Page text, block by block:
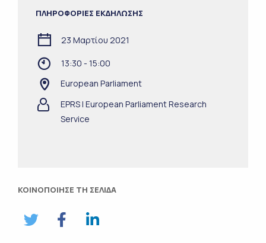
ΠΛΗΡΟΦΟΡΙΕΣ ΕΚΔΗΛΩΣΗΣ
23 Μαρτίου 2021
13:30 - 15:00
European Parliament
EPRS | European Parliament Research
Service
ΚΟΙΝΟΠΟΙΗΣΕ ΤΗ ΣΕΛΙΔΑ